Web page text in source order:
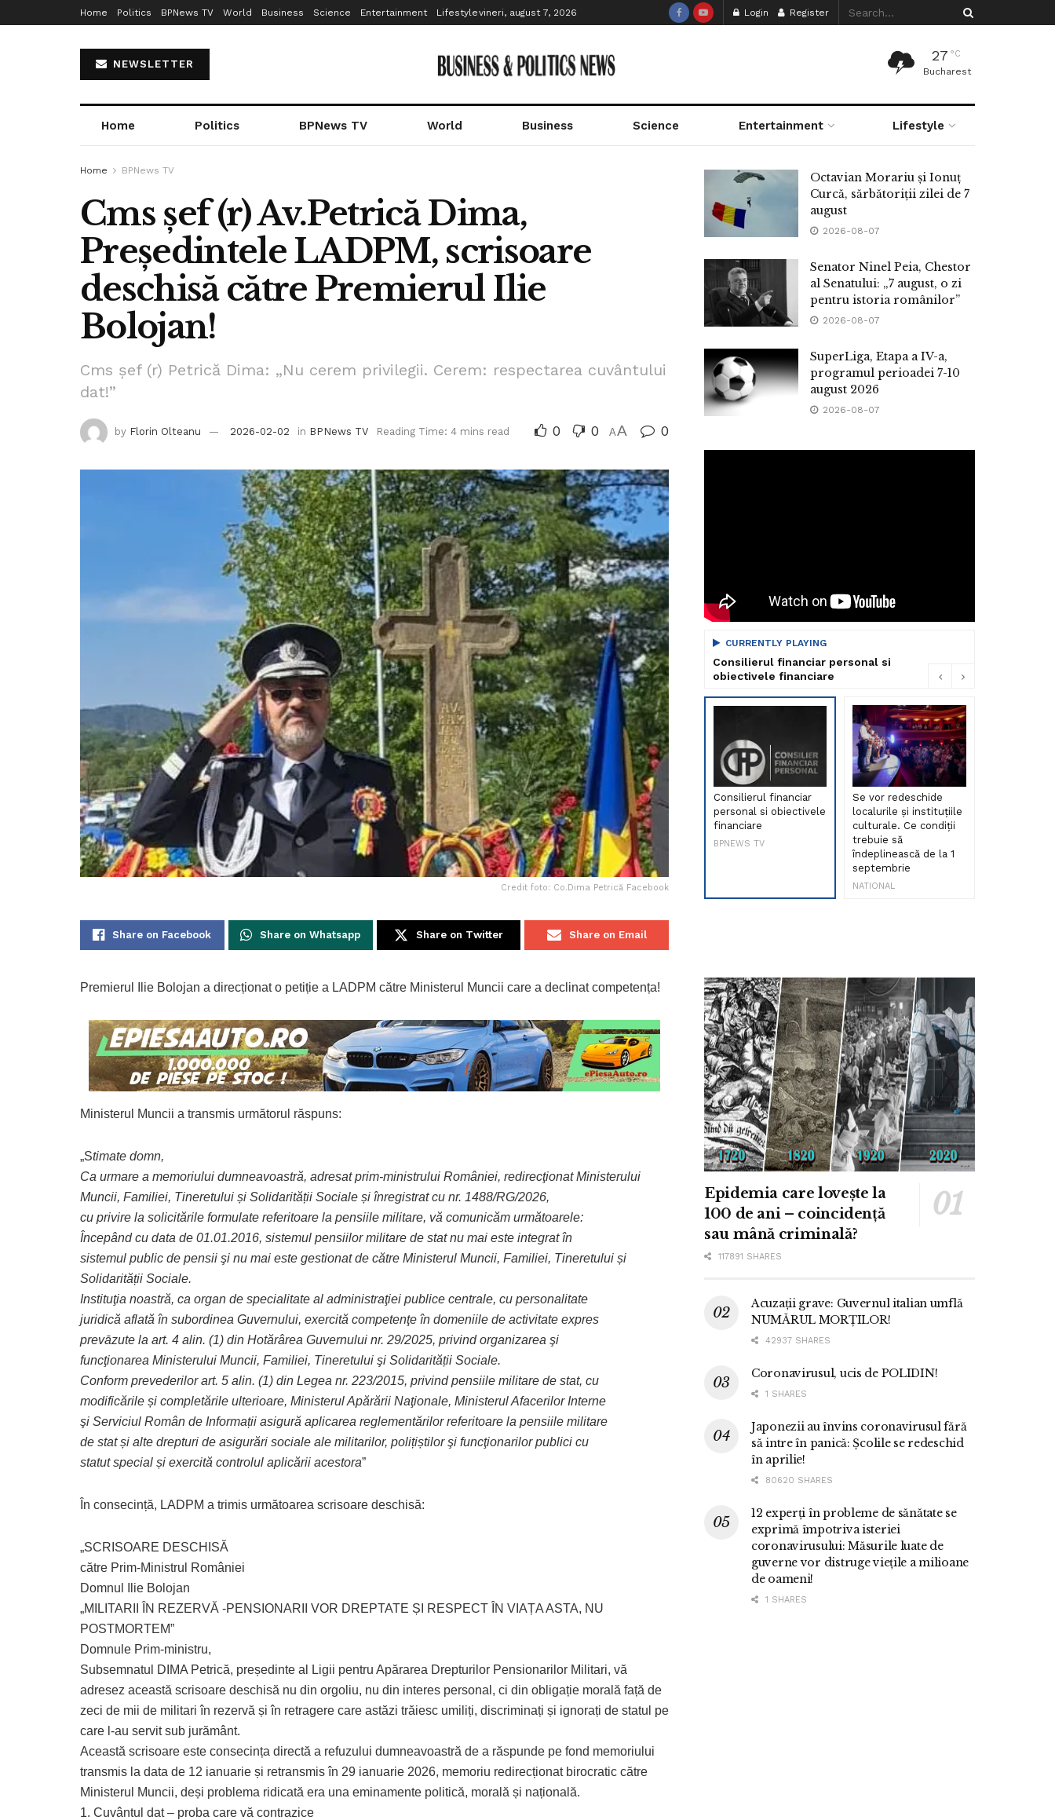
Home Politics BPNews TV World Business Science Entertainment Lifestylevineri, august 7, 2026 Login Register
NEWSLETTER
27 °C
Bucharest
Home Politics BPNews TV World Business Science Entertainment Lifestyle
Home BPNews TV
Cms șef (r) Av.Petrică Dima,
Președintele LADPM, scrisoare
deschisă către Premierul Ilie
Bolojan!
Cms șef (r) Petrică Dima: „Nu cerem privilegii. Cerem: respectarea cuvântului
dat!”
by Florin Olteanu 2026-02-02 in BPNews TV Reading Time: 4 mins read 0 0 AA 0
Credit foto: Co.Dima Petrică Facebook
Share on Facebook Share on Whatsapp Share on Twitter Share on Email
Premierul Ilie Bolojan a direcționat o petiție a LADPM către Ministerul Muncii care a declinat competența!
Ministerul Muncii a transmis următorul răspuns:
„Stimate domn,
Ca urmare a memoriului dumneavoastră, adresat prim-ministrului României, redirecţionat Ministerului
Muncii, Familiei, Tineretului și Solidarității Sociale și înregistrat cu nr. 1488/RG/2026,
cu privire la solicitările formulate referitoare la pensiile militare, vă comunicăm următoarele:
Începând cu data de 01.01.2016, sistemul pensiilor militare de stat nu mai este integrat în
sistemul public de pensii şi nu mai este gestionat de către Ministerul Muncii, Familiei, Tineretului și
Solidarității Sociale.
Instituţia noastră, ca organ de specialitate al administraţiei publice centrale, cu personalitate
juridică aflată în subordinea Guvernului, exercită competenţe în domeniile de activitate expres
prevāzute la art. 4 alin. (1) din Hotărârea Guvernului nr. 29/2025, privind organizarea şi
funcţionarea Ministerului Muncii, Familiei, Tineretului şi Solidarității Sociale.
Conform prevederilor art. 5 alin. (1) din Legea nr. 223/2015, privind pensiile militare de stat, cu
modificările și completările ulterioare, Ministerul Apărării Naţionale, Ministerul Afacerilor Interne
şi Serviciul Român de Informații asigură aplicarea reglementărilor referitoare la pensiile militare
de stat și alte drepturi de asigurări sociale ale militarilor, polițiștilor şi funcţionarilor publici cu
statut special și exercită controlul aplicării acestora”
În consecință, LADPM a trimis următoarea scrisoare deschisă:
„SCRISOARE DESCHISĂ
către Prim-Ministrul României
Domnul Ilie Bolojan
„MILITARII ÎN REZERVĂ -PENSIONARII VOR DREPTATE ȘI RESPECT ÎN VIAȚA ASTA, NU
POSTMORTEM”
Domnule Prim-ministru,
Subsemnatul DIMA Petrică, președinte al Ligii pentru Apărarea Drepturilor Pensionarilor Militari, vă
adresez această scrisoare deschisă nu din orgoliu, nu din interes personal, ci din obligație morală față de
zeci de mii de militari în rezervă și în retragere care astăzi trăiesc umiliți, discriminați și ignorați de statul pe
care l-au servit sub jurământ.
Această scrisoare este consecința directă a refuzului dumneavoastră de a răspunde pe fond memoriului
transmis la data de 12 ianuarie și retransmis în 29 ianuarie 2026, memoriu redirecționat birocratic către
Ministerul Muncii, deși problema ridicată era una eminamente politică, morală și națională.
1. Cuvântul dat – proba care vă contrazice
Octavian Morariu și Ionuț
Curcă, sărbătoriții zilei de 7
august
2026-08-07
Senator Ninel Peia, Chestor
al Senatului: „7 august, o zi
pentru istoria românilor”
2026-08-07
SuperLiga, Etapa a IV-a,
programul perioadei 7-10
august 2026
2026-08-07
CURRENTLY PLAYING
Consilierul financiar personal si
obiectivele financiare
Consilierul financiar
personal si obiectivele
financiare
BPNEWS TV
Se vor redeschide
localurile și instituțiile
culturale. Ce condiții
trebuie să
îndeplinească de la 1
septembrie
NATIONAL
Epidemia care lovește la
100 de ani – coincidență
sau mână criminală?
117891 SHARES
Acuzații grave: Guvernul italian umflă
NUMĂRUL MORȚILOR!
42937 SHARES
Coronavirusul, ucis de POLIDIN!
1 SHARES
Japonezii au învins coronavirusul fără
să intre în panică: Școlile se redeschid
în aprilie!
80620 SHARES
12 experți în probleme de sănătate se
exprimă împotriva isteriei
coronavirusului: Măsurile luate de
guverne vor distruge viețile a milioane
de oameni!
1 SHARES